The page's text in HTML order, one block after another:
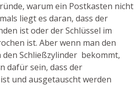
warum ein Postkasten nicht
liegt es daran, dass der
ist oder der Schlüssel im
ist. Aber wenn man den
den Schließzylinder bekommt,
dafür sein, dass der
und ausgetauscht werden